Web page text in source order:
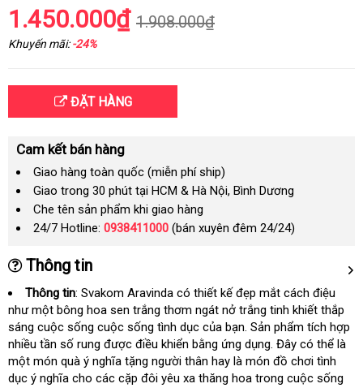
1.450.000₫ 1.908.000₫
Khuyến mãi:-24%
ĐẶT HÀNG
Cam kết bán hàng
Giao hàng toàn quốc (miễn phí ship)
Giao trong 30 phút tại HCM & Hà Nội, Bình Dương
Che tên sản phẩm khi giao hàng
24/7 Hotline: 0938411000 (bán xuyên đêm 24/24)
Thông tin
Thông tin: Svakom Aravinda có thiết kế đẹp mắt cách điệu
như một bông hoa sen trắng thơm ngát nở trắng tinh khiết thắp
sáng cuộc sống cuộc sống tình dục hướng
dẫn
của bạnnhập
khẩu
. Sản phẩm tích hợp
nhiều tần số rung cao
cấp
được điều khiển bằng ứng dụnggiá
rẻ
. Đây có thể là
một món quà ý nghĩa tặng người thân hay là món đồ chơi tình
dục ý nghĩa cho các cặp đôi yêu xa thăng hoa trong cuộc sống